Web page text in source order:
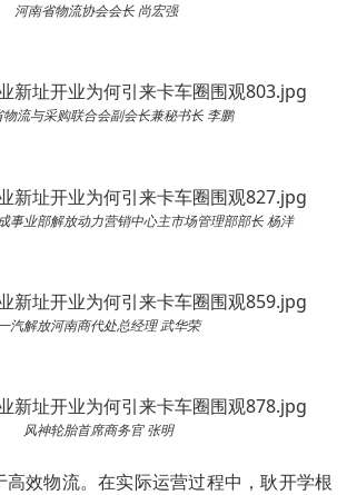
河南省物流协会会⻓ 尚宏强
物流与采购联合会副会⻓兼秘书⻓ 李鹏
事业部解放动⼒营销中⼼主市场管理部部⻓ 杨洋
汽解放河南商代处总经理 武华荣
⻛神轮胎⾸席商务官 张明
效物流。在实际运营过程中，耿开学根